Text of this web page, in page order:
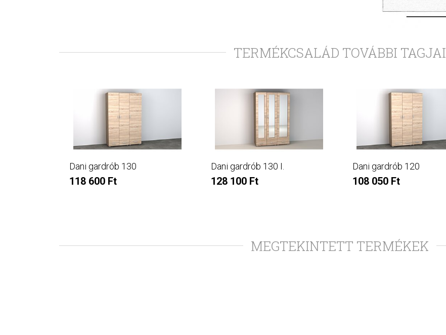
TERMÉKCSALÁD TOVÁBBI TAGJAI
Dani gardrób 130
118 600 Ft
Dani gardrób 130 I.
128 100 Ft
Dani gardrób 120
108 050 Ft
MEGTEKINTETT TERMÉKEK